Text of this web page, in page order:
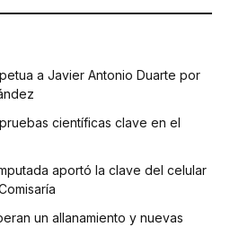
a Javier Antonio Duarte por
científicas clave en el
aportó la clave del celular
un allanamiento y nuevas